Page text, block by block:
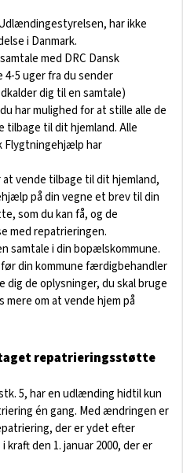
har ikke
i Danmark.
med DRC Dansk
5 uger fra du sender
dig til en samtale)
har mulighed for at stille alle de
tilbage til dit hjemland. Alle
Flygtningehjælp har
vende tilbage til dit hjemland,
på din vegne et brev til din
som du kan få, og de
med repatrieringen.
samtale i din bopælskommune.
din kommune færdigbehandler
dig de oplysninger, du skal bruge
om at vende hjem på
repatrieringsstøtte
5, har en udlænding hidtil kun
én gang. Med ændringen er
der er ydet efter
den 1. januar 2000, der er